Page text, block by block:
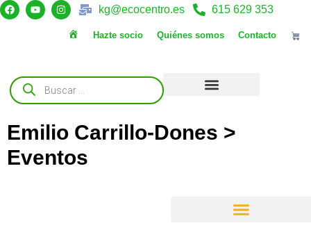
kg@ecocentro.es 615 629 353
Inicio
Hazte socio Quiénes somos Contacto
Emilio Carrillo-Dones >
Eventos